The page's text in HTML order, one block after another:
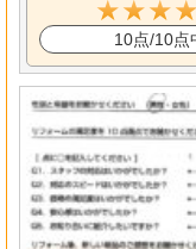
10点/10点